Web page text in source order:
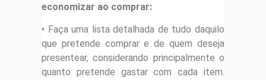
economizar ao comprar:
• Faça uma lista detalhada de tudo daquilo
que pretende comprar e de quem deseja
presentear, considerando principalmente o
quanto pretende gastar com cada item.